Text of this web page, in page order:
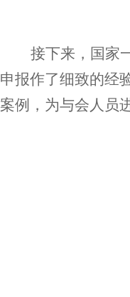
接下来 ， 国家
申报作了细致的经
案例，为与会人员